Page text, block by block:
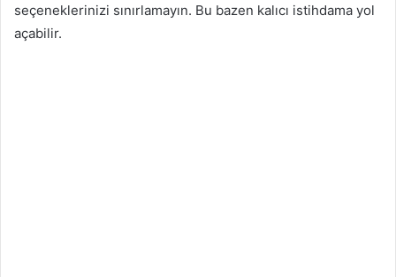
seçeneklerinizi sınırlamayın. Bu bazen kalıcı istihdama yol
açabilir.